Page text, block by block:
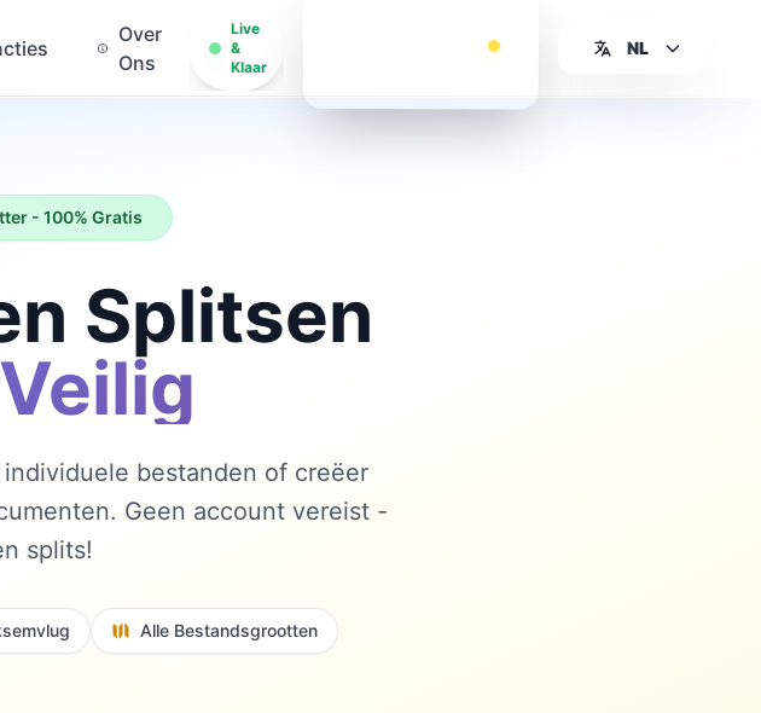
Over
Ons
Live
&
Klaar
NL
- 100% Gratis
Splitsen
bestanden of creëer
Geen account vereist -
splits!
Alle Bestandsgrootten